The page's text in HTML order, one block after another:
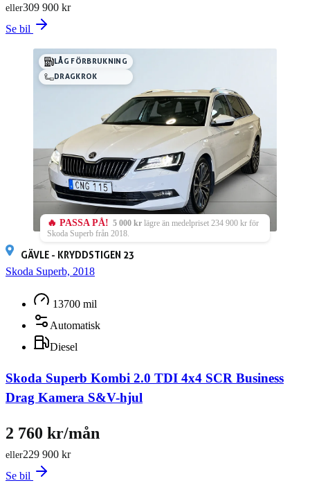
309 900 kr
eller
Se bil
LÅG FÖRBRUKNING
DRAGKROK
🔥 PASSA PÅ! 5 000 kr lägre än medelpriset 234 900 kr för
Skoda Superb från 2018.
GÄVLE - KRYDDSTIGEN 23
Skoda Superb, 2018
13700 mil
Automatisk
Diesel
Skoda Superb Kombi 2.0 TDI 4x4 SCR Business
Drag Kamera S&V-hjul
229 900 kr
eller
2 760 kr/mån
Se bil